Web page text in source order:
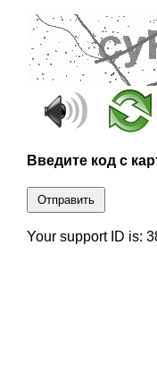
Введите код с
Отправить
Your support ID is: